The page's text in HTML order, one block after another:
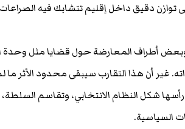
دقيق داخل إقليم تتشابك فيه الصراعات
وبعض أطراف المعارضة حول قضايا مثل وحدة
غير أن هذا التقارب سيبقى محدود الأثر ما
شكل النظام الانتخابي، وتقاسم السلطة،
السياسية.